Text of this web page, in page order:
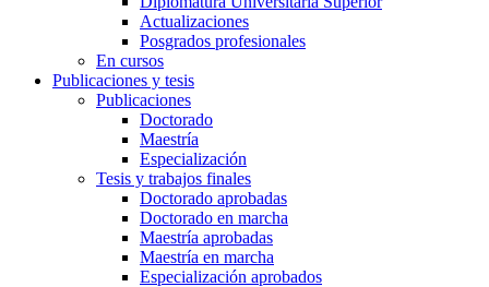
Actualizaciones
Posgrados profesionales
En cursos
Publicaciones y tesis
Publicaciones
Doctorado
Maestría
Especialización
Tesis y trabajos finales
Doctorado aprobadas
Doctorado en marcha
Maestría aprobadas
Maestría en marcha
Especialización aprobados